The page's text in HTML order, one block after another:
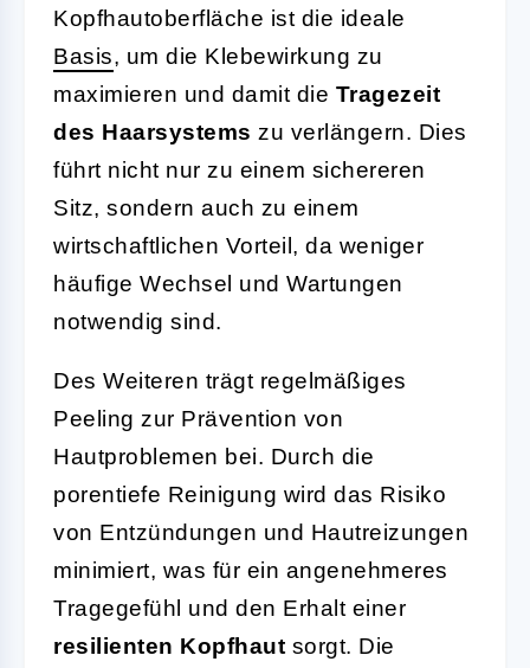
Kopfhautoberfläche ist die ideale
Basis, um die Klebewirkung zu
maximieren und damit die Tragezeit
des Haarsystems zu verlängern. Dies
führt nicht nur zu einem sichereren
Sitz, sondern auch zu einem
wirtschaftlichen Vorteil, da weniger
häufige Wechsel und Wartungen
notwendig sind.
Des Weiteren trägt regelmäßiges
Peeling zur Prävention von
Hautproblemen bei. Durch die
porentiefe Reinigung wird das Risiko
von Entzündungen und Hautreizungen
minimiert, was für ein angenehmeres
Tragegefühl und den Erhalt einer
resilienten Kopfhaut sorgt. Die